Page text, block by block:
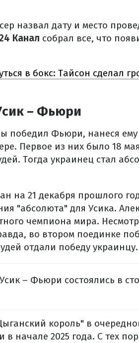
назвал дату и место
Канал собрал все, что
в бокс: Тайсон сделал
– Фьюри
победил Фьюри, нанеся
Первое из них было 18
Тогда украинец стал
на 21 декабря прошлого
"абсолюта" для Усика.
чемпиона мира.
во втором поединке
отдали победу украинцу.
– Фьюри состоялись в
король" в
начале 2025 года. С тех